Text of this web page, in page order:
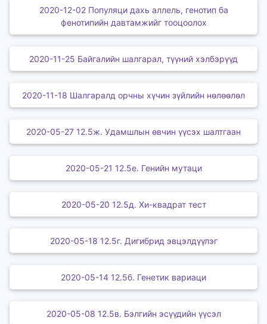
2020-12-02 Популяци дахь аллель, генотип ба
фенотипийн давтамжийг тооцоолох
2020-11-25 Байгалийн шалгарал, түүний хэлбэрүүд
2020-11-18 Шалгаралд орчны хүчин зүйлийн нөлөөлөл
2020-05-27 12.5ж. Удамшлын өвчин үүсэх шалтгаан
2020-05-21 12.5е. Генийн мутаци
2020-05-20 12.5д. Хи-квадрат тест
2020-05-18 12.5г. Дигибрид эвцэлдүүлэг
2020-05-14 12.5б. Генетик вариаци
2020-05-08 12.5в. Бэлгийн эсүүдийн үүсэл